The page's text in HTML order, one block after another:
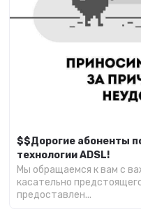
$$Дорогие абоненты
технологии ADSL!
Мы обращаемся к вам с
касательно
предоставлен...